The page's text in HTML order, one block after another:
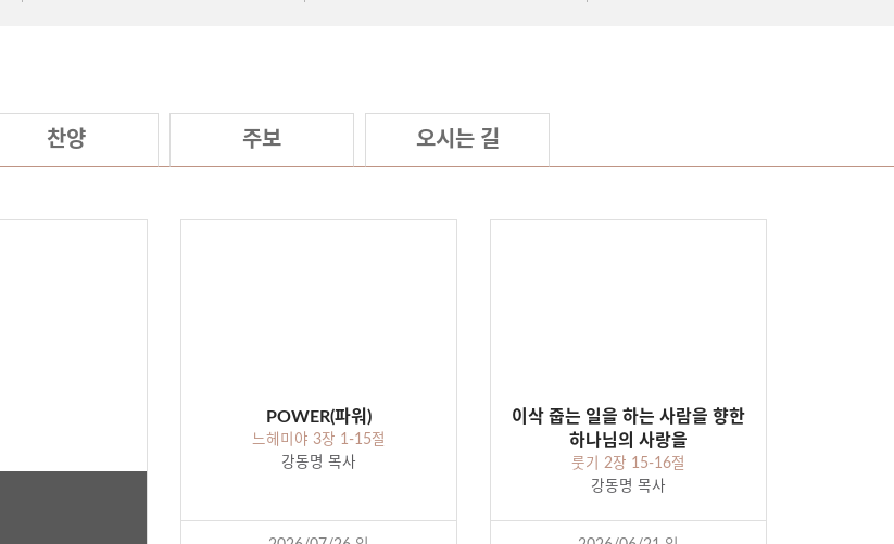
찬양 주보 오시는 길
POWER(파워)
느헤미야 3장 1-15절
강동명 목사
이삭 줍는 일을 하는 사람을 향한
하나님의 사랑을
룻기 2장 15-16절
강동명 목사